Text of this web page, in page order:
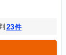
23件